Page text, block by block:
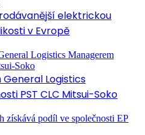
elektrickou
v Evropě
Logistics
PST CLC Mitsui-Soko